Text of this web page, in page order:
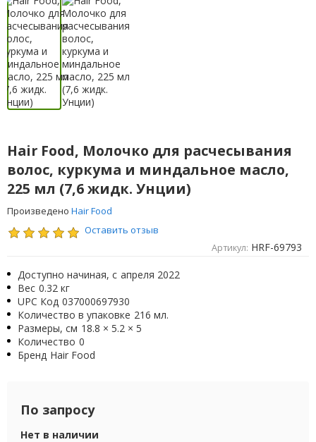
Hair Food, Молочко для расчесывания
волос, куркума и миндальное масло,
225 мл (7,6 жидк. Унции)
Произведено Hair Food
Оставить отзыв
Артикул: HRF-69793
Доступно начиная, с апреля 2022
Вес 0.32 кг
UPC Код 037000697930
Количество в упаковке 216 мл.
Размеры, см 18.8 × 5.2 × 5
Количество 0
Бренд Hair Food
По запросу
Нет в наличии